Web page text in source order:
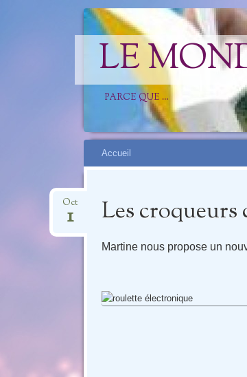
LE
PARCE QUE …
Aller
Accueil
Les croqueurs
Oct
1
Martine nous propose un